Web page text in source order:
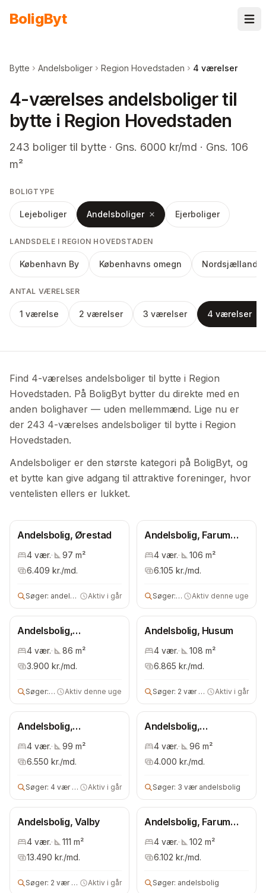
BoligByt
Bytte Andelsboliger Region Hovedstaden 4 værelser
4-værelses andelsboliger til
bytte i Region Hovedstaden
243 boliger til bytte · Gns. 6000 kr/md · Gns. 106
m²
BOLIGTYPE
Lejeboliger Andelsboliger Ejerboliger
LANDSDELE I REGION HOVEDSTADEN
København By Københavns omegn Nordsjælland
ANTAL VÆRELSER
1 værelse 2 værelser 3 værelser 4 værelser
Find 4-værelses andelsboliger til bytte i Region
Hovedstaden. På BoligByt bytter du direkte med en
anden bolighaver — uden mellemmænd. Lige nu er
der 243 4-værelses andelsboliger til bytte i Region
Hovedstaden.
Andelsboliger er den største kategori på BoligByt, og
et bytte kan give adgang til attraktive foreninger, hvor
ventelisten ellers er lukket.
Andelsbolig, Ørestad
4 vær.· 97 m²
6.409 kr./md.
Søger: andelsbolig Aktiv i går
Andelsbolig, Farum
Kaserne
4 vær.· 106 m²
6.105 kr./md.
Søger:3 vær andels- eller
Aktiv denne uge
Andelsbolig,
Nærheden
4 vær.· 86 m²
3.900 kr./md.
Søger:3 vær andelsbolig
Aktiv denne uge
Andelsbolig, Husum
4 vær.· 108 m²
6.865 kr./md.
Søger: 2 vær andelsbolig Aktiv i går
Andelsbolig,
Smørumnedre
4 vær.· 99 m²
6.550 kr./md.
Søger: 4 vær andelsbolig Aktiv i går
Andelsbolig,
Københavns omegn
4 vær.· 96 m²
4.000 kr./md.
Søger: 3 vær andelsbolig
Andelsbolig, Valby
4 vær.· 111 m²
13.490 kr./md.
Søger: 2 vær andels- eller ejerbolig Aktiv i går
Andelsbolig, Farum
Kaserne
4 vær.· 102 m²
6.102 kr./md.
Søger: andelsbolig